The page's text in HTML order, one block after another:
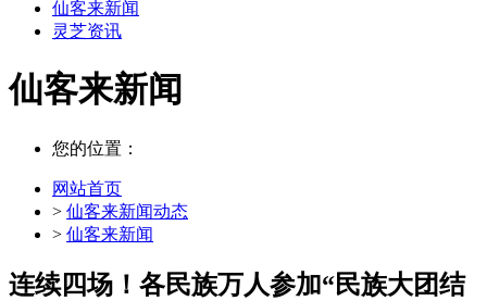
仙客来新闻
灵芝资讯
仙客来新闻
您的位置：
网站首页
> 仙客来新闻动态
> 仙客来新闻
连续四场！各民族万人参加“民族大团结